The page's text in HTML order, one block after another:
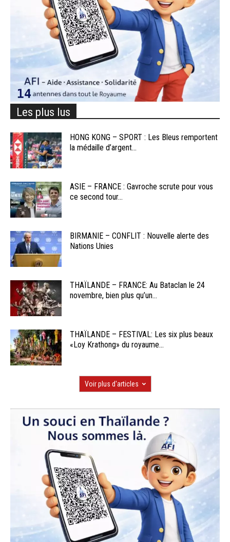
Les plus lus
HONG KONG – SPORT : Les Bleus remportent
la médaille d’argent...
ASIE – FRANCE : Gavroche scrute pour vous
ce second tour...
BIRMANIE – CONFLIT : Nouvelle alerte des
Nations Unies
THAÏLANDE – FRANCE: Au Bataclan le 24
novembre, bien plus qu’un...
THAÏLANDE – FESTIVAL: Les six plus beaux
«Loy Krathong» du royaume...
Voir plus d'articles